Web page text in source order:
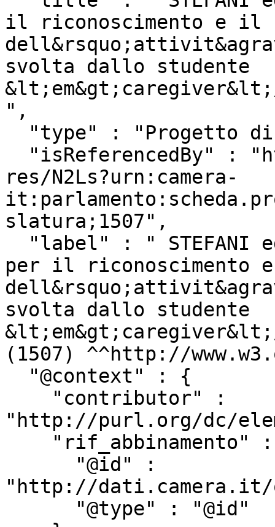
il riconoscimento e il
svolta dallo studente
",
res/N2Ls?urn:camera-
slatura;1507",
per il riconoscimento
svolta dallo studente
(1507) ^^http://
"http://purl.org/dc/
"http://dati.camera.it/